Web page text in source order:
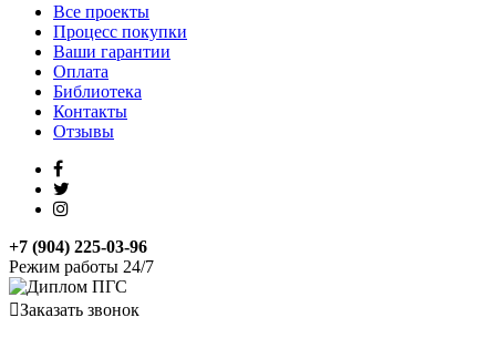
Все проекты
Процесс покупки
Ваши гарантии
Оплата
Библиотека
Контакты
Отзывы
+7 (904) 225-03-96
Режим работы 24/7
Заказать звонок